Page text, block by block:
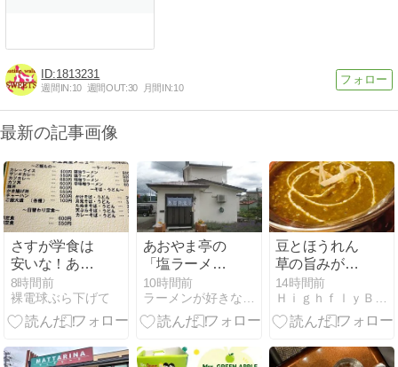
1813231
週間IN:10 週間OUT:30 月間IN:10
最新の記事画像
さすが学食は
安いな！あり
がたいぜ！
8時間前
裸電球ぶら下げて
あおやま亭の
「塩ラーメン
チャーシュー
５枚」（北見
市）
10時間前
豆とほうれん
草の旨みが絶
妙！札幌「ネ
パールダイニ
ング」のダル
レー
14時間前